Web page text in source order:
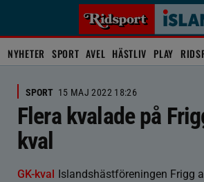
NYHETER SPORT AVEL HÄSTLIV PLAY
SPORT 15 MAJ 2022 18:26
Flera kvalade på
kval
GK-kval Islandshästföreningen Frigg